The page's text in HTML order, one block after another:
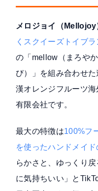
メロジョイ（Mellojoy
くスクイーズトイブラ
の「mellow（まろや
び）」を組み合わせ
漢オレンジフルーツ海
有限会社です。
最大の特徴は100%フ
を使ったハンドメイド
らかさと、ゆっくり
に気持ちいい」と